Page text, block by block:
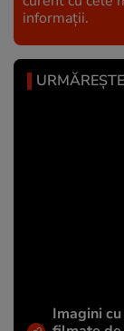
informații.
Imagini